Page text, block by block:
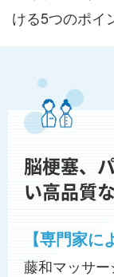
ける5つのポイ
脳梗塞、
い高品質
【専門家に
藤和マッサ